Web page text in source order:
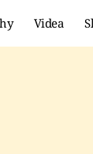
Videa